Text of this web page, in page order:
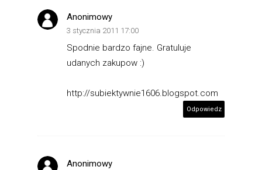
Anonimowy
3 stycznia 2011 17:00
Spodnie bardzo fajne. Gratuluje
udanych zakupow :)
http://subiektywnie1606.blogspot.com
Odpowiedz
Anonimowy